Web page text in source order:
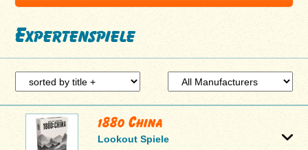
Expertenspiele
1880 China
Lookout Spiele